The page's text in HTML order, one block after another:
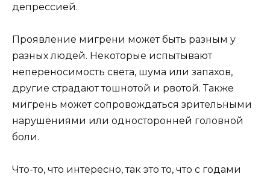
депрессией.
Проявление мигрени может быть разным у
разных людей. Некоторые испытывают
непереносимость света, шума или запахов,
другие страдают тошнотой и рвотой. Также
мигрень может сопровождаться зрительными
нарушениями или односторонней головной
боли.
Что-то, что интересно, так это то, что с годами